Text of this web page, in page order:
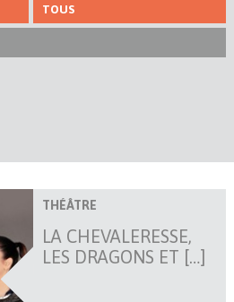
TOUS
THÉÂTRE
LA CHEVALERESSE,
LES DRAGONS ET […]